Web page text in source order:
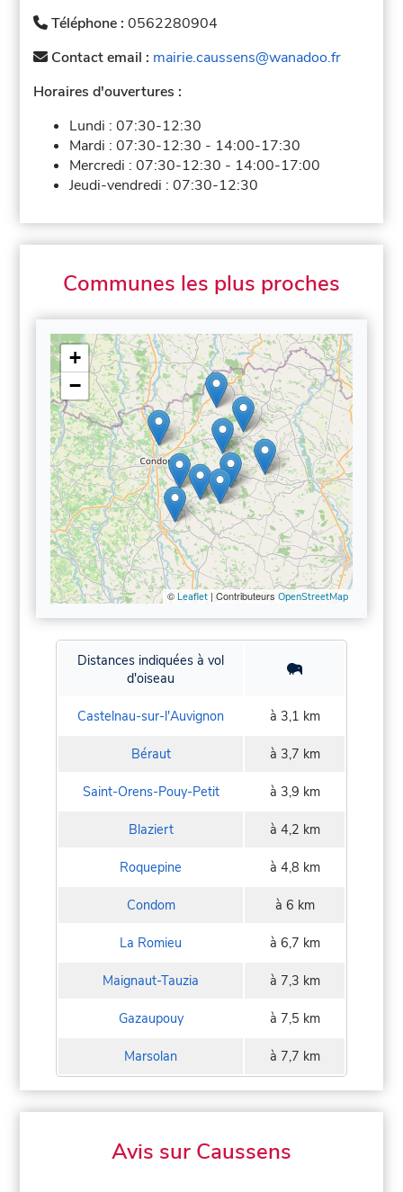
Téléphone :0562280904
Contact email : mairie.caussens@wanadoo.fr
Horaires d'ouvertures :
Lundi :07:30-12:30
Mardi :07:30-12:30 - 14:00-17:30
Mercredi :07:30-12:30 - 14:00-17:00
Jeudi-vendredi :07:30-12:30
Communes les plus proches
+
−
© Leaflet| Contributeurs OpenStreetMap
Distances indiquées à vol
d'oiseau
Castelnau-sur-l'Auvignon à 3,1 km
Béraut à 3,7 km
Saint-Orens-Pouy-Petit à 3,9 km
Blaziert à 4,2 km
Roquepine à 4,8 km
Condom à 6 km
La Romieu à 6,7 km
Maignaut-Tauzia à 7,3 km
Gazaupouy à 7,5 km
Marsolan à 7,7 km
Avis sur Caussens